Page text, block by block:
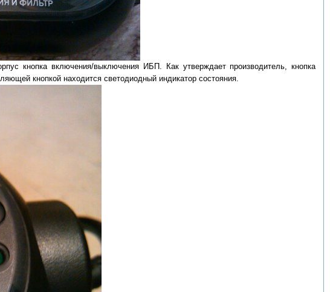
кнопка включения/выключения ИБП. Как утверждает производитель, кнопка
кнопкой находится светодиодный индикатор состояния.